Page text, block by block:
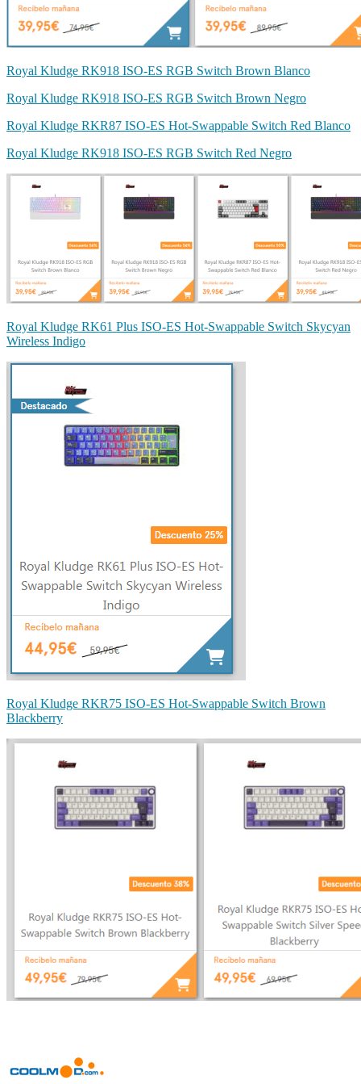
Royal Kludge RK918 ISO-ES RGB Switch Brown Blanco
Royal Kludge RK918 ISO-ES RGB Switch Brown Negro
Royal Kludge RKR87 ISO-ES Hot-Swappable Switch Red Blanco
Royal Kludge RK918 ISO-ES RGB Switch Red Negro
Royal Kludge RK61 Plus ISO-ES Hot-Swappable Switch Skycyan
Wireless Indigo
Royal Kludge RKR75 ISO-ES Hot-Swappable Switch Brown
Blackberry